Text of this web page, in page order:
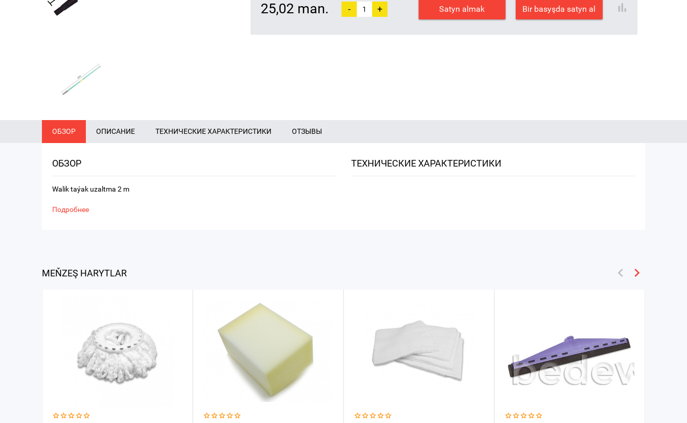
25,02 man. - + Satyn almak Bir basyşda satyn al
ОБЗОР ОПИСАНИЕ ТЕХНИЧЕСКИЕ ХАРАКТЕРИСТИКИ ОТЗЫВЫ
ОБЗОР
Walik taýak uzaltma 2 m
Подробнее
ТЕХНИЧЕСКИЕ ХАРАКТЕРИСТИКИ
MEŇZEŞ HARYTLAR